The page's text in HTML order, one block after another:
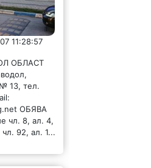
11:28:57
ОБЛАСТ
13, тел.
ОБЯВА
8, ал. 4,
92, ал. 1...